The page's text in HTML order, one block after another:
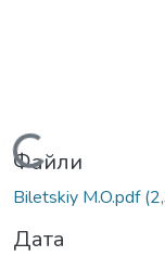
Вантажиться...
Файли
Biletskiy M.O.pdf
Дата